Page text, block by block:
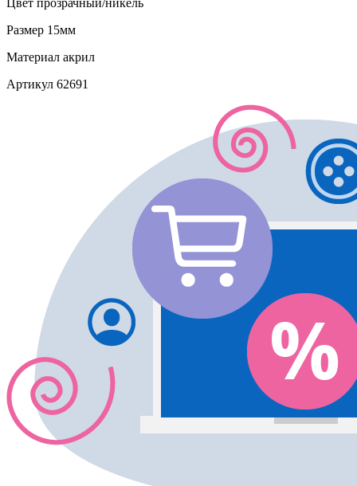
Цвет прозрачный/никель
Размер 15мм
Материал акрил
Артикул 62691